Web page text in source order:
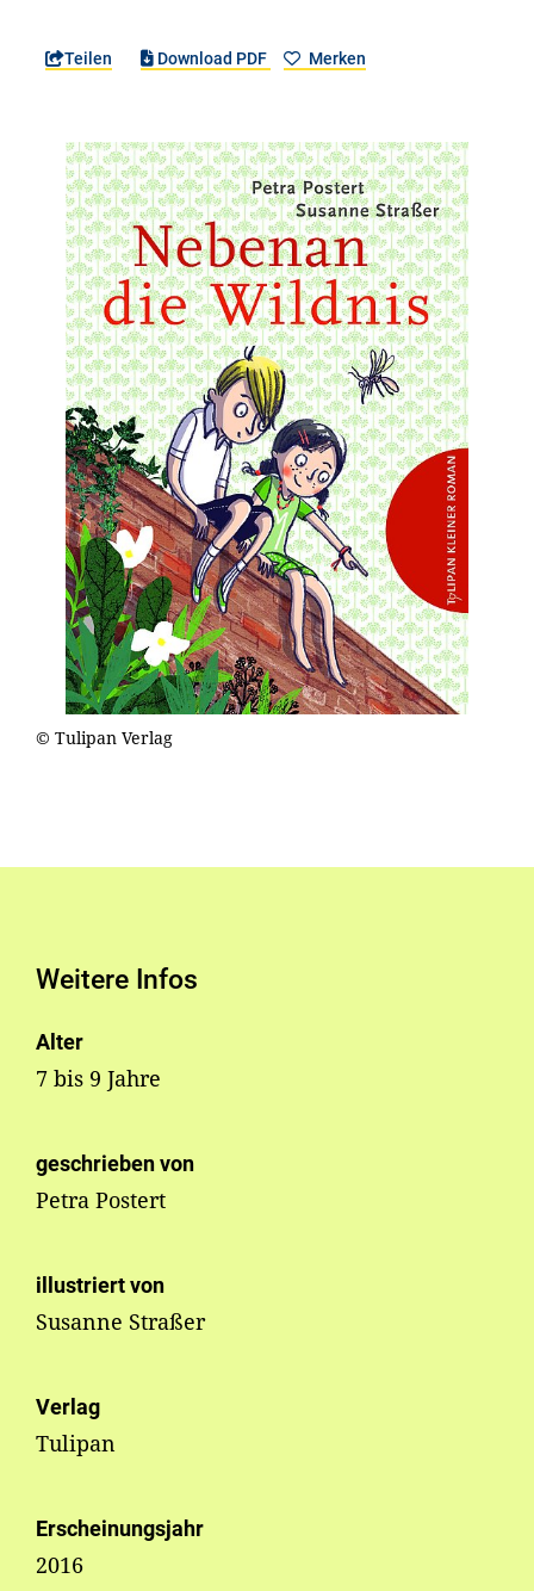
Teilen Download PDF Merken
© Tulipan Verlag
Weitere Infos
Alter
7 bis 9 Jahre
geschrieben von
Petra Postert
illustriert von
Susanne Straßer
Verlag
Tulipan
Erscheinungsjahr
2016